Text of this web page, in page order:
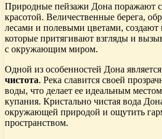
Природные пейзажи Дона поражают
красотой. Величественные берега,
лесами и полевыми цветами,
которые притягивают взгляды и
с окружающим миром.
Одной из особенностей Дона
чистота. Река славится своей
воды, что делает ее идеальным
купания. Кристально чистая вода
окружающей природой и ощутить
пространством.